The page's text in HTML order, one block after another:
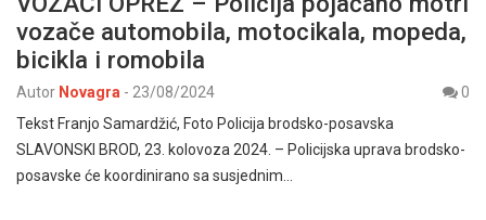
vozače automobila, motocikala, mopeda,
bicikla i romobila
Autor Novagra - 23/08/2024
0
Tekst Franjo Samardžić, Foto Policija brodsko-posavska
SLAVONSKI BROD, 23. kolovoza 2024. – Policijska uprava brodsko-
posavske će koordinirano sa susjednim…